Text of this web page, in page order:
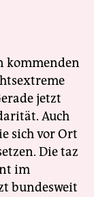
kommenden
jetzt
Auch
sich vor Ort
Die taz
im
bundesweit